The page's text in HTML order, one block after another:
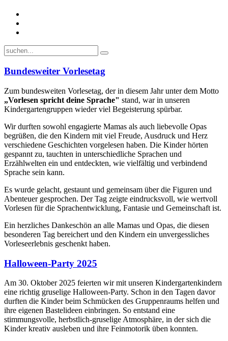
Bundesweiter Vorlesetag
Zum bundesweiten Vorlesetag, der in diesem Jahr unter dem Motto
„Vorlesen spricht deine Sprache" stand, war in unseren
Kindergartengruppen wieder viel Begeisterung spürbar.
Wir durften sowohl engagierte Mamas als auch liebevolle Opas
begrüßen, die den Kindern mit viel Freude, Ausdruck und Herz
verschiedene Geschichten vorgelesen haben. Die Kinder hörten
gespannt zu, tauchten in unterschiedliche Sprachen und
Erzählwelten ein und entdeckten, wie vielfältig und verbindend
Sprache sein kann.
Es wurde gelacht, gestaunt und gemeinsam über die Figuren und
Abenteuer gesprochen. Der Tag zeigte eindrucksvoll, wie wertvoll
Vorlesen für die Sprachentwicklung, Fantasie und Gemeinschaft ist.
Ein herzliches Dankeschön an alle Mamas und Opas, die diesen
besonderen Tag bereichert und den Kindern ein unvergessliches
Vorleseerlebnis geschenkt haben.
Halloween-Party 2025
Am 30. Oktober 2025 feierten wir mit unseren Kindergartenkindern
eine richtig gruselige Halloween-Party. Schon in den Tagen davor
durften die Kinder beim Schmücken des Gruppenraums helfen und
ihre eigenen Bastelideen einbringen. So entstand eine
stimmungsvolle, herbstlich-gruselige Atmosphäre, in der sich die
Kinder kreativ ausleben und ihre Feinmotorik üben konnten.